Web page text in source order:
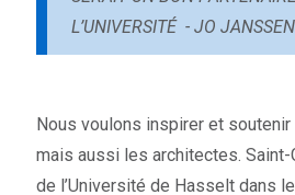
L’UNIVERSITÉ - JO
Nous voulons inspirer et
mais aussi les architectes. Saint-
de l’Université de Hasselt dans